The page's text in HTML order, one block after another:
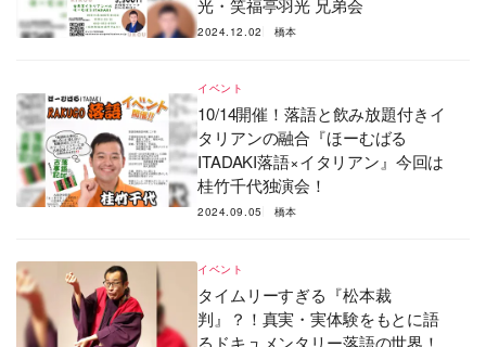
光・笑福亭羽光 兄弟会
2024.12.02 橋本
イベント
10/14開催！落語と飲み放題付きイ
タリアンの融合『ほーむばる
ITADAKI落語×イタリアン』今回は
桂竹千代独演会！
2024.09.05 橋本
イベント
タイムリーすぎる『松本裁
判』？！真実・実体験をもとに語
るドキュメンタリー落語の世界！